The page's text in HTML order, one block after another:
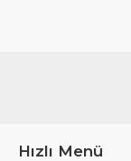
Hızlı Menü